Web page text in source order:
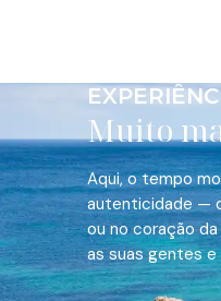
Muito
Aqui, o tempo
autenticidade —
ou no coração
as suas gentes